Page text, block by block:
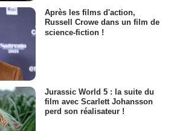
Après les films d'action,
Russell Crowe dans un film de
science-fiction !
Jurassic World 5 : la suite du
film avec Scarlett Johansson
perd son réalisateur !